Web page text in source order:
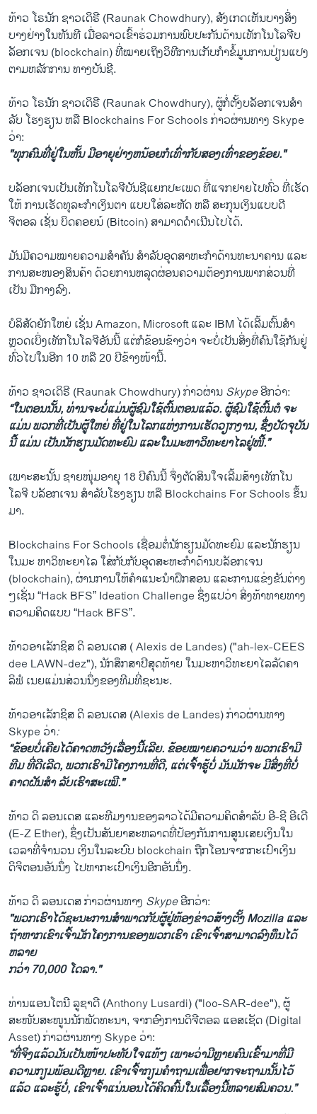
ທ້າວ ໂຣນັກ ຊາວເດິຣີ (Raunak Chowdhury), ສັງເກດເຫັນບາງສິ່ງ
ບາງຢ່າງໃນທັນທີ ເມື່ອລາວເຂົ້າຮ່ວມການພົບປະກັນດ້ານເທັກໂນໂລຈີບ
ລັອກເຈນ (blockchain) ທີ່ໝາຍເຖິງວິທີການເກັບກໍາຂໍ້ມູນການປ່ຽນແປງ
ຕາມຫລັກການ ທາງບັນຊີ.
ທ້າວ ໂຣນັກ ຊາວເດິຣີ (Raunak Chowdhury), ຜູ້ກໍ່ຕັ້ງບລັອກເຈນສໍາ
ລັບ ໂຮງຮຽນ ຫລື Blockchains For Schools ກ່າວຜ່ານທາງ Skype
ວ່າ:
"ທຸກຄົນທີ່ຢູ່ໃນຫັ້ນ ມີອາຍຸຢ່າງຫນ້ອຍກໍເທົ່າກັບສອງເທົ່າຂອງຂ້ອຍ."
ບລັອກເຈນເປັນເທັກໂນໂລຈີບັນຊີແຍກປະເພດ ທີ່ແຈກຢາຍໄປທົ່ວ ທີ່ເຮັດ
ໃຫ້ ການເຮັດທຸລະກໍາເງິນຕາ ແບບໃສ່ລະຫັດ ຫລື ສະກຸນເງິນແບບດີ
ຈິຕອລ ເຊັ່ນ ບິດຄອຍນ໌ (Bitcoin) ສາມາດດໍາເນີນໄປໄດ້.
ມັນມີຄວາມໝາຍຄວາມສໍາຄັນ ສໍາລັບອຸດສາຫະກໍາດ້ານທະນາຄານ ແລະ
ການສະໜອງສິນຄ້າ ດ້ວຍການຫລຸດຜ່ອນຄວາມຕ້ອງການພາກສ່ວນທີ່
ເປັນ ມືກາງລົງ.
ບໍລິສັດຍັກໃຫຍ່ ເຊັ່ນ Amazon, Microsoft ແລະ IBM ໄດ້ເລີ້ມຕົ້ນສໍາ
ຫຼວດເບິ່ງເທັກໂນໂລຈີອັນນີ້ ແຕ່ກໍຂ້ອນຂ້າງວ່າ ຈະບໍ່ເປັນສິ່ງທີ່ຄົນໃຊ້ກັນຢູ່
ທົ່ວໄປໃນອີກ 10 ຫລື 20 ປີຂ້າງໜ້ານີ້.
ທ້າວ ຊາວເດິຣີ (Raunak Chowdhury) ກ່າວຜ່ານSkypeອີກວ່າ:
“ໃນຕອນນັ້ນ, ທ່ານຈະບໍ່ແມ່ນຜູ້ຊົມໃຊ້ຕົ້ນຕອນແລ້ວ. ຜູ້ຊົມໃຊ້ຕົ້ນຕໍ ຈະ
ແມ່ນ ພວກທີ່ເປັນຜູ້ໃຫຍ່ ທີ່ຢູ່ໃນໂລກແຫ່ງການເຮັດວຽກງານ, ຊຶ່ງປັດຈຸບັນ
ນີ້ ແມ່ນ ເປັນນັກຮຽນມັດທະຍົມ ແລະໃນມະຫາວິທະຍາໄລຢູ່ໜີ້.”
ເພາະສະນັ້ນ ຊາຍໜຸ່ມອາຍຸ 18 ປີຄົນນີ້ ຈຶ່ງຕັດສິນໃຈເລີ້ມສ້າງເທັກໂນ
ໂລຈີ ບລັອກເຈນ ສໍາລັບໂຮງຮຽນ ຫລື Blockchains For Schools ຂຶ້ນ
ມາ.
Blockchains For Schools ເຊື່ອມຕໍ່ນັກຮຽນມັດທະຍົມ ແລະນັກຮຽນ
ໃນມະ ຫາວິທະຍາໄລ ໃສ່ກັບກັບອຸດສະຫະກຳດ້ານບລັອກເຈນ
(blockchain), ຜ່ານການໃຫ້ຄໍາແນະນຳຝຶກສອນ ແລະການແຂ່ງຂັນຕ່າງ
ໆເຊັ່ນ “Hack BFS” Ideation Challenge ຊຶ່ງແປວ່າ ສິ່ງທ້າທາຍທາງ
ຄວາມຄິດແບບ “Hack BFS”.
ທ້າວອາເລັກຊິສ ດິ ລອນເດສ ( Alexis de Landes) ("ah-lex-CEES
dee LAWN-dez"), ນັກສຶກສາປີສຸດທ້າຍ ໃນມະຫາວິທະຍາໄລລັດຄາ
ລິຟໍ ເນຍແມ່ນສ່ວນນຶ່ງຂອງທີມທີ່ຊະນະ.
ທ້າວອາເລັກຊິສ ດິ ລອນເດສ (Alexis de Landes) ກ່າວຜ່ານທາງ
Skype ວ່າ:
“ຂ້ອຍບໍ່ເຄີຍໄດ້ຄາດຫວັງເລື່ອງນີ້ເລີຍ. ຂ້ອຍໝາຍຄວາມວ່າ ພວກເຮົາມີ
ທີມ ທີ່ດີເລີດ, ພວກເຮົາມີໂຄງການທີ່ດີ, ແຕ່ເຈົ້າຮູ້ບໍ່ ມັນມັກຈະ ມີສິ່ງທີ່ບໍ່
ຄາດຝັນສໍາ ລັບເຮົາສະເໝີ."
ທ້າວ ດິ ລອນເດສ ແລະທີມງານຂອງລາວໄດ້ມີຄວາມຄິດສຳລັບ ອີ-ຊີ ອີເດີ
(E-Z Ether), ຊຶ່ງເປັນສັນຍາສະຫລາດທີ່ປ້ອງກັນການສູນເສຍເງິນໃນ
ເວລາທີ່ຈໍານວນ ເງິນໃນລະບົບ blockchain ຖືກໂອນຈາກກະເປົາເງິນ
ດິຈິຕອນອັນນຶ່ງ ໄປຫາກະເປົາເງິນອີກອັນນຶ່ງ.
ທ້າວ ດິ ລອນເດສ ກ່າວຜ່ານທາງ Skypeອີກວ່າ:
"ພວກເຮົາໄດ້ຊະນະການສຳພາດກັບຜູ້ຢູ່ຫ້ອງຂ່າວສ້າງຕັ້ງ Mozilla ແລະ
ຖ້າຫາກເຂົາເຈົ້າມັກໂຄງການຂອງພວກເຮົາ ເຂົາເຈົ້າສາມາດລົງທຶນໄດ້
ຫລາຍ
ກວ່າ 70,000 ໂດລາ."
ທ່ານແອນໂຕນີ ລູຊາດີ (Anthony Lusardi) ("loo-SAR-dee"), ຜູ້
ສະໜັບສະໜູນນັກພັດທະນາ, ຈາກອົງການດິຈີຕອລ ແອສເຊັດ (Digital
Asset) ກ່າວຜ່ານທາງ Skype ວ່າ:
“ທີ່ຈິງແລ້ວມັນເປັນໜ້າປະທັບໃຈແທ້ໆ ເພາະວ່າມີຫຼາຍຄົນເຂົ້າມາທີ່ມີ
ຄວາມກຽມພ້ອມດີຫຼາຍ. ເຂົາເຈົ້າກຽມຄຳຖາມເພື່ອຢາກຈະຖາມນັ້ນໄວ້
ແລ້ວ ແລະຮູ້ບໍ່, ເຂົາເຈົ້າແນ່ນອນໄດ້ຄິດຄົ້ນໃນເລື້ອງນີ້ຫລາຍສົມຄວນ.”